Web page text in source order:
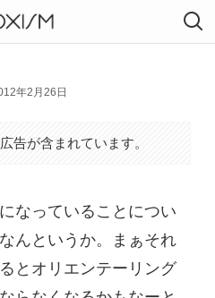
年2月26日
告が含まれています。
なっていることについ
んというか。まぁそれ
とオリエンテーリング